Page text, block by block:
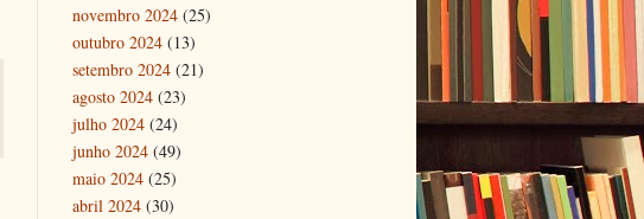
novembro 2024 (25)
outubro 2024 (13)
setembro 2024 (21)
agosto 2024 (23)
julho 2024 (24)
junho 2024 (49)
maio 2024 (25)
abril 2024 (30)